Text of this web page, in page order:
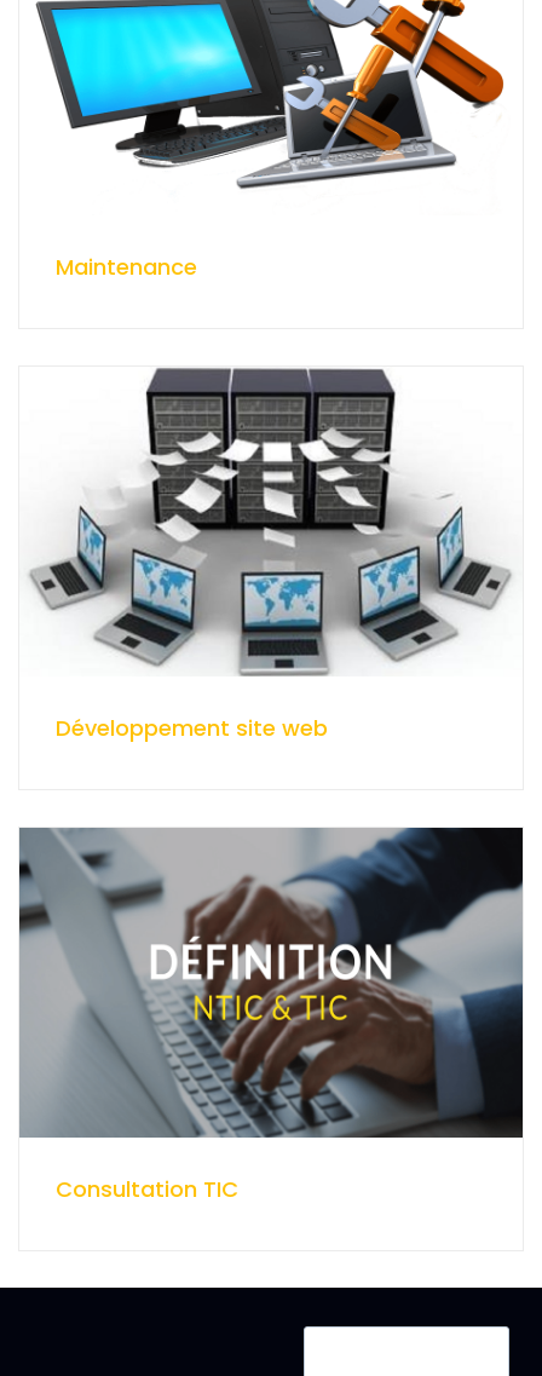
Maintenance
Développement site web
Consultation TIC